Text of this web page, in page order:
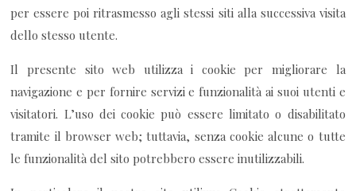
per essere poi ritrasmesso agli stessi siti alla successiva visita
dello stesso utente.
Il presente sito web utilizza i cookie per migliorare la
navigazione e per fornire servizi e funzionalità ai suoi utenti e
visitatori. L’uso dei cookie può essere limitato o disabilitato
tramite il browser web; tuttavia, senza cookie alcune o tutte
le funzionalità del sito potrebbero essere inutilizzabili.